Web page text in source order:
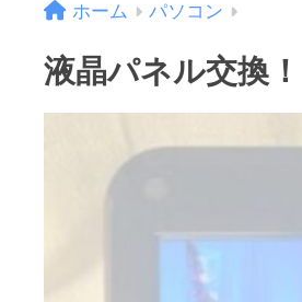
ホーム パソコン
液晶パネル交換